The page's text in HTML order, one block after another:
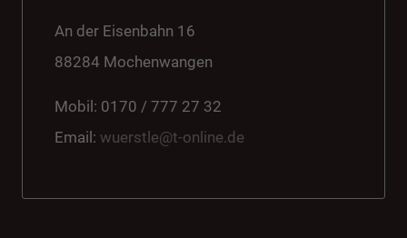
An der Eisenbahn 16
88284 Mochenwangen
Mobil: 0170 / 777 27 32
Email:wuerstle@t-online.de